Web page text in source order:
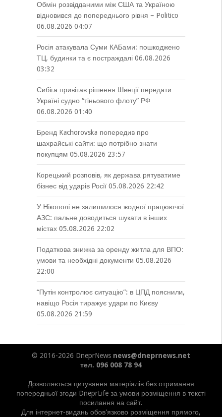
Обмін розвідданими між США та Україною
відновився до попереднього рівня – Politico
06.08.2026 04:07
Росія атакувала Суми КАБами: пошкоджено
ТЦ, будинки та є постраждалі 06.08.2026
03:32
Сибіга привітав рішення Швеції передати
Україні судно “тіньового флоту” РФ
06.08.2026 01:40
Бренд Kachorovska попередив про
шахрайські сайти: що потрібно знати
покупцям 05.08.2026 23:57
Корецький розповів, як держава рятуватиме
бізнес від ударів Росії 05.08.2026 22:42
У Нікополі не залишилося жодної працюючої
АЗС: пальне доводиться шукати в інших
містах 05.08.2026 22:02
Податкова знижка за оренду житла для ВПО:
умови та необхідні документи 05.08.2026
22:00
“Путін контролює ситуацію”: в ЦПД пояснили,
навіщо Росія тиражує удари по Києву
05.08.2026 21:59
© 2016-2026 DneprNews news@dneprnews.net
тел. 096 008 78 94
Дозволяється цитування матеріалів без отримання
попередньої згоди DneprLife за умови розміщення в тексті
посилання на сайт.
Для інтернет-видань обов'язково розміщення прямого,